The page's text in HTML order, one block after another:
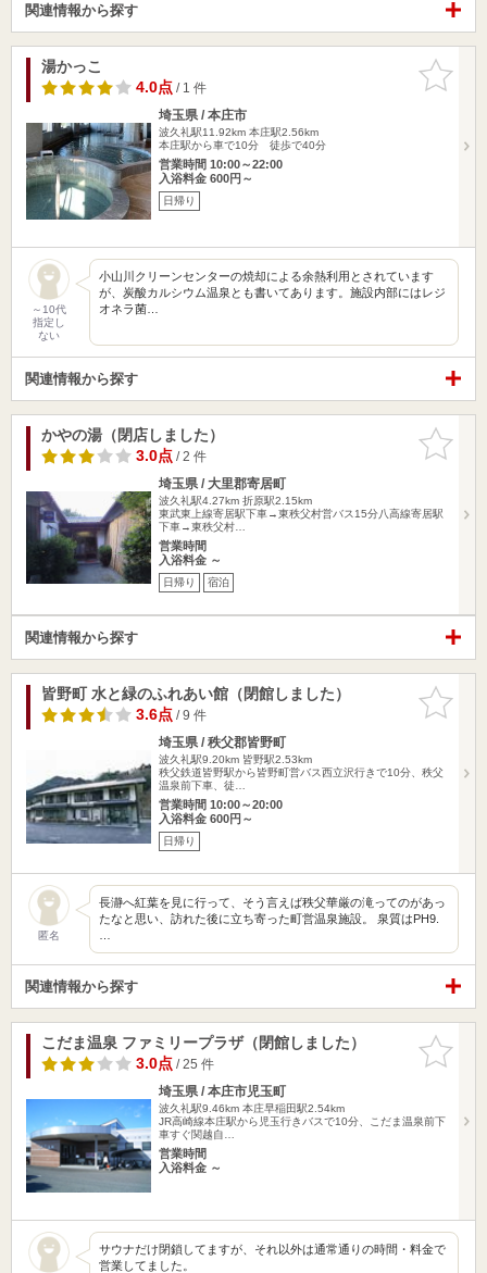
関連情報から探す
お気に入
りに追加
湯かっこ
4.0点/ 1 件
埼玉県 / 本庄市
波久礼駅11.92km 本庄駅2.56km
本庄駅から車で10分 徒歩で40分
営業時間 10:00～22:00
入浴料金 600円～
日帰り
～10代
指定し
ない
小山川クリーンセンターの焼却による余熱利用とされています
が、炭酸カルシウム温泉とも書いてあります。施設内部にはレジ
オネラ菌…
関連情報から探す
お気に入
りに追加
かやの湯（閉店しました）
3.0点/ 2 件
埼玉県 / 大里郡寄居町
波久礼駅4.27km 折原駅2.15km
東武東上線寄居駅下車→東秩父村営バス15分八高線寄居駅
下車→東秩父村…
営業時間
入浴料金 ～
日帰り 宿泊
関連情報から探す
お気に入
りに追加
皆野町 水と緑のふれあい館（閉館しました）
3.6点/ 9 件
埼玉県 / 秩父郡皆野町
波久礼駅9.20km 皆野駅2.53km
秩父鉄道皆野駅から皆野町営バス西立沢行きで10分、秩父
温泉前下車、徒…
営業時間 10:00～20:00
入浴料金 600円～
日帰り
匿名
長瀞へ紅葉を見に行って、そう言えば秩父華厳の滝ってのがあっ
たなと思い、訪れた後に立ち寄った町営温泉施設。 泉質はPH9.
関連情報から探す
お気に入
りに追加
こだま温泉 ファミリープラザ（閉館しました）
3.0点/ 25 件
埼玉県 / 本庄市児玉町
波久礼駅9.46km 本庄早稲田駅2.54km
JR高崎線本庄駅から児玉行きバスで10分、こだま温泉前下
車すぐ関越自…
営業時間
入浴料金 ～
サウナだけ閉鎖してますが、それ以外は通常通りの時間・料金で
営業してました。